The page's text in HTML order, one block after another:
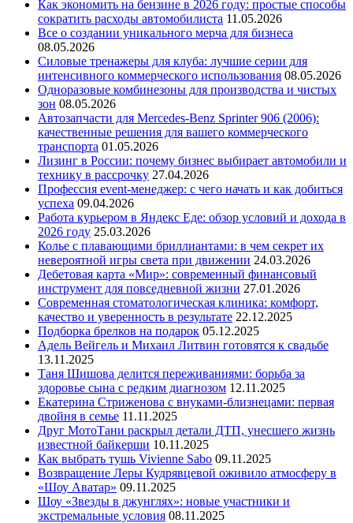
Как экономить на бензине в 2026 году: простые способы
сократить расходы автомобилиста 11.05.2026
Все о создании уникального мерча для бизнеса
08.05.2026
Силовые тренажеры для клуба: лучшие серии для
интенсивного коммерческого использования 08.05.2026
Одноразовые комбинезоны для производства и чистых
зон 08.05.2026
Автозапчасти для Mercedes-Benz Sprinter 906 (2006):
качественные решения для вашего коммерческого
транспорта 01.05.2026
Лизинг в России: почему бизнес выбирает автомобили и
технику в рассрочку 27.04.2026
Профессия event-менеджер: с чего начать и как добиться
успеха 09.04.2026
Работа курьером в Яндекс Еде: обзор условий и дохода в
2026 году 25.03.2026
Колье с плавающими бриллиантами: в чем секрет их
невероятной игры света при движении 24.03.2026
Дебетовая карта «Мир»: современный финансовый
инструмент для повседневной жизни 27.01.2026
Современная стоматологическая клиника: комфорт,
качество и уверенность в результате 22.12.2025
Подборка брелков на подарок 05.12.2025
Адель Вейгель и Михаил Литвин готовятся к свадьбе
13.11.2025
Таня Шишова делится переживаниями: борьба за
здоровье сына с редким диагнозом 12.11.2025
Екатерина Стриженова с внуками-близнецами: первая
двойня в семье 11.11.2025
Друг МотоТани раскрыл детали ДТП, унесшего жизнь
известной байкерши 10.11.2025
Как выбрать тушь Vivienne Sabo 09.11.2025
Возвращение Леры Кудрявцевой оживило атмосферу в
«Шоу Аватар» 09.11.2025
Шоу «Звезды в джунглях»: новые участники и
экстремальные условия 08.11.2025